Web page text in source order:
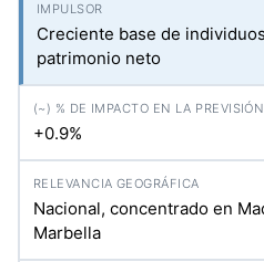
Creciente base de
patrimonio neto
+0.9%
Nacional, concentrado en
Marbella